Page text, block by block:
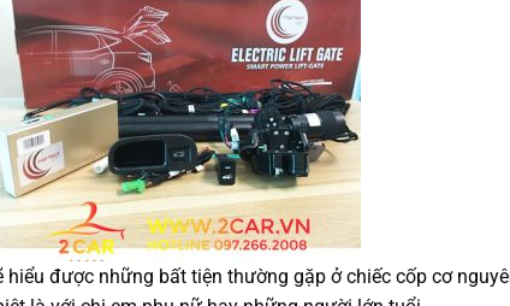
được những bất tiện thường gặp ở chiếc cốp cơ